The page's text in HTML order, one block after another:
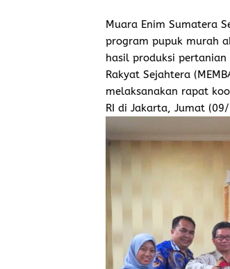
Muara Enim Sumatera
program pupuk murah
hasil produksi
Rakyat Sejahtera
melaksanakan rapat
RI di Jakarta, Jumat